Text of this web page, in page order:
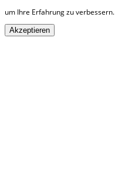
um Ihre Erfahrung zu verbessern.
Akzeptieren